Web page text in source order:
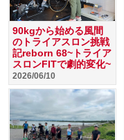
90kgから始める風間
のトライアスロン挑戦
記reborn 68~トライア
スロンFITで劇的変化~
2026/06/10